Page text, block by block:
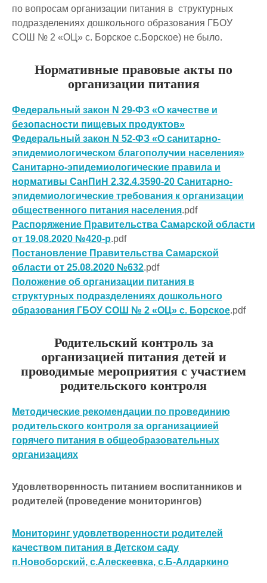
по вопросам организации питания в структурных
подразделениях дошкольного образования ГБОУ
СОШ № 2 «ОЦ» с. Борское с.Борское) не было.
Нормативные правовые акты по
организации питания
Федеральный закон N 29-ФЗ «О качестве и
безопасности пищевых продуктов»
Федеральный закон N 52-ФЗ «О санитарно-
эпидемиологическом благополучии населения»
Санитарно-эпидемиологические правила и
нормативы СанПиН 2.32.4.3590-20 Санитарно-
эпидемиологические требования к организации
общественного питания населения.pdf
Распоряжение Правительства Самарской области
от 19.08.2020 №420-р.pdf
Постановление Правительства Самарской
области от 25.08.2020 №632.pdf
Положение об организации питания в
структурных подразделениях дошкольного
образования ГБОУ СОШ № 2 «ОЦ» с. Борское.pdf
Родительский контроль за
организацией питания детей и
проводимые мероприятия с участием
родительского контроля
Методические рекомендации по провединию
родительского контроля за организациией
горячего питания в общеобразовательных
организациях
Удовлетворенность питанием воспитанников и
родителей (проведение мониторингов)
Мониторинг удовлетворенности родителей
качеством питания в Детском саду
п.Новоборский, с.Алескеевка, с.Б-Алдаркино